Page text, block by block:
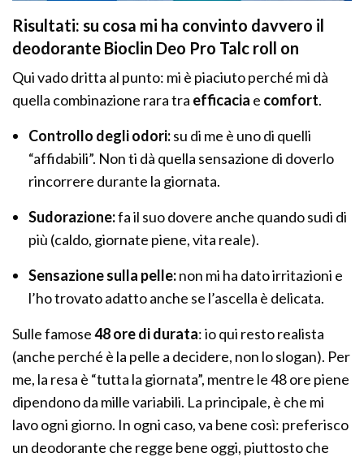
Risultati: su cosa mi ha convinto davvero il
deodorante Bioclin Deo Pro Talc roll on
Qui vado dritta al punto: mi è piaciuto perché mi dà
quella combinazione rara tra efficacia e comfort.
Controllo degli odori:su di me è uno di quelli
“affidabili”. Non ti dà quella sensazione di doverlo
rincorrere durante la giornata.
Sudorazione:fa il suo dovere anche quando sudi di
più (caldo, giornate piene, vita reale).
Sensazione sulla pelle:non mi ha dato irritazioni e
l’ho trovato adatto anche se l’ascella è delicata.
Sulle famose48 ore di durata: io qui resto realista
(anche perché è la pelle a decidere, non lo slogan). Per
me, la resa è “tutta la giornata”, mentre le 48 ore piene
dipendono da mille variabili. La principale, è che mi
lavo ogni giorno. In ogni caso, va bene così: preferisco
un deodorante che regge bene oggi, piuttosto che